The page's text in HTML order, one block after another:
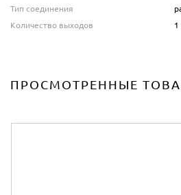
Тип соединения
Количество выходов
1
ПРОСМОТРЕННЫЕ